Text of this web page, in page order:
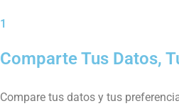
1
Comparte Tus Datos,
Compare tus datos y tus